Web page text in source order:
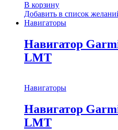
В корзину
Добавить в список
Навигаторы
Навигатор
LMT
Навигаторы
Навигатор
LMT